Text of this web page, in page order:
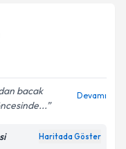
bilgilendireceğiz.
ilişkin
ediyorum.
bacak
Devamı
Haritada Göster